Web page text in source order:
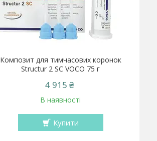
Композит для тимчасових коронок
Structur 2 SC VOCO 75 г
4 915 ₴
В наявності
Купити